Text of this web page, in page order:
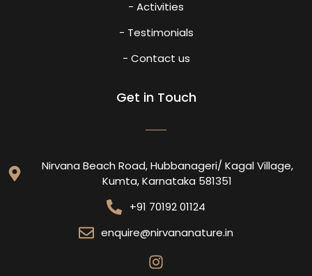
- Activities
- Testimonials
- Contact us
Get in Touch
Nirvana Beach Road, Hubbanageri/ Kagal Village,
Kumta, Karnataka 581351
+91 70192 01124
enquire@nirvananature.in